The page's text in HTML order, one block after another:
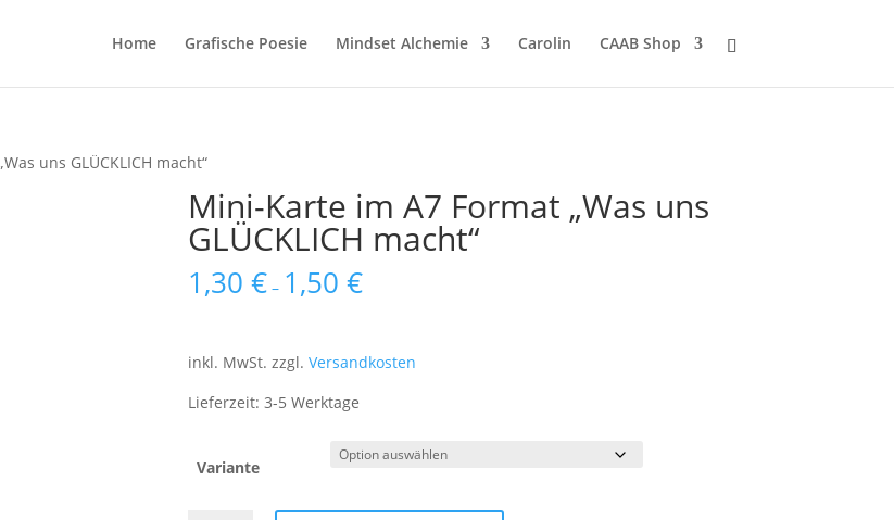
Home Grafische Poesie Mindset Alchemie Carolin CAAB Shop
uns GLÜCKLICH macht“
Mini-Karte im A7 Format „Was uns
GLÜCKLICH macht“
1,30 €– 1,50 €
inkl. MwSt. zzgl. Versandkosten
Lieferzeit: 3-5 Werktage
Variante